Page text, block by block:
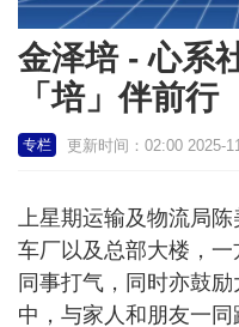
金泽培 - 心系
「培」伴前行
专栏 更新时间：02:00 2025-
上星期运输及物流局
车厂以及总部大楼，
同事打气，同时亦鼓
中，与家人和朋友一同